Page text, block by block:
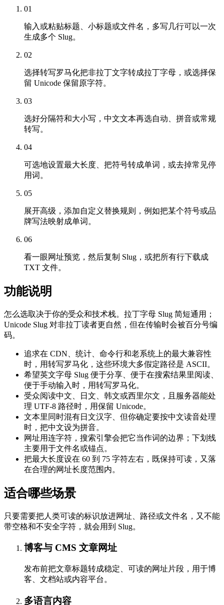
01
输入或粘贴标题、小标题或文件名，多写几行可以一次
生成多个 Slug。
02
选择转写罗马化把非拉丁文字转成拉丁字母，或选择保
留 Unicode 保留原字符。
03
选好分隔符和大小写，中文文本再选自动、拼音或常规
转写。
04
可选地设置最大长度、把符号转成单词，或去掉常见停
用词。
05
展开高级，添加自定义替换规则，例如把某个符号或品
牌写法映射成单词。
06
看一眼网址预览，然后复制 Slug，或把所有行下载成
TXT 文件。
功能说明
怎么选取决于你的受众和技术栈。拉丁字母 Slug 简短通用；
Unicode Slug 对非拉丁读者更自然，但在传输时会被百分号编
码。
追求在 CDN、统计、命令行和老系统上的最大兼容性
时，用转写罗马化，这些环境大多假定路径是 ASCII。
希望英文字母 Slug 便于分享、便于在搜索结果里阅读、
便于手动输入时，用转写罗马化。
受众阅读中文、日文、韩文或西里尔文，且服务器能处
理 UTF-8 路径时，用保留 Unicode。
文本里同时混有日文汉字、但你确定要按中文读音处理
时，把中文设为拼音。
网址用连字符，搜索引擎会把它当作词的边界；下划线
主要用于文件名或锚点。
把最大长度设在 60 到 75 字符左右，既保持可读，又落
在合理的网址长度范围内。
适合哪些场景
只要需要把人类可读的标识放进网址、路径或文件名，又不能
带空格和不安全字符，就会用到 Slug。
博客与 CMS 文章网址
发布前把文章标题转成稳定、可读的网址片段，用于博
客、文档站或内容平台。
多语言内容